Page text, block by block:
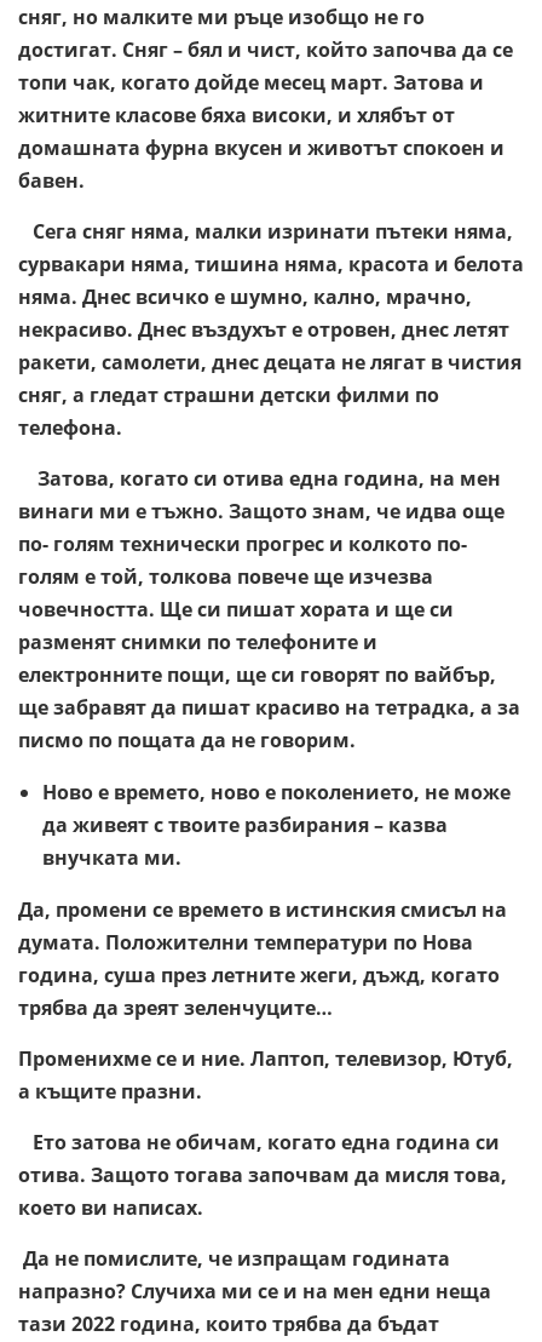
сняг, но малките ми ръце изобщо не го
достигат. Сняг – бял и чист, който започва да се
топи чак, когато дойде месец март. Затова и
житните класове бяха високи, и хлябът от
домашната фурна вкусен и животът спокоен и
бавен.
Сега сняг няма, малки изринати пътеки няма,
сурвакари няма, тишина няма, красота и белота
няма. Днес всичко е шумно, кално, мрачно,
некрасиво. Днес въздухът е отровен, днес летят
ракети, самолети, днес децата не лягат в чистия
сняг, а гледат страшни детски филми по
телефона.
Затова, когато си отива една година, на мен
винаги ми е тъжно. Защото знам, че идва още
по- голям технически прогрес и колкото по-
голям е той, толкова повече ще изчезва
човечността. Ще си пишат хората и ще си
разменят снимки по телефоните и
електронните пощи, ще си говорят по вайбър,
ще забравят да пишат красиво на тетрадка, а за
писмо по пощата да не говорим.
Ново е времето, ново е поколението, не може
да живеят с твоите разбирания – казва
внучката ми.
Да, промени се времето в истинския смисъл на
думата. Положителни температури по Нова
година, суша през летните жеги, дъжд, когато
трябва да зреят зеленчуците…
Променихме се и ние. Лаптоп, телевизор, Ютуб,
а къщите празни.
Ето затова не обичам, когато една година си
отива. Защото тогава започвам да мисля това,
което ви написах.
Да не помислите, че изпращам годината
напразно? Случиха ми се и на мен едни неща
тази 2022 година, които трябва да бъдат